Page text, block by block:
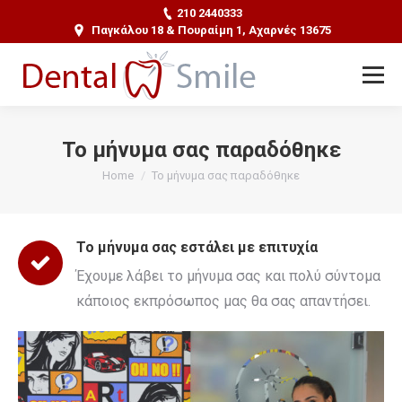
210 2440333
Παγκάλου 18 & Πουραίμη 1, Αχαρνές 13675
Το μήνυμα σας παραδόθηκε
You are here:
Home Το μήνυμα σας παραδόθηκε
Το μήνυμα σας εστάλει με επιτυχία
Έχουμε λάβει το μήνυμα σας και πολύ σύντομα
κάποιος εκπρόσωπος μας θα σας απαντήσει.